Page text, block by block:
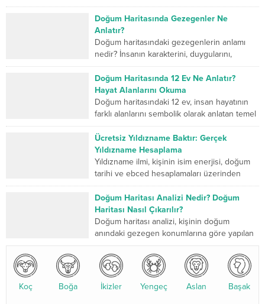
çalıştığını gösterir. Kavuşum açısı iki...
Doğum Haritasında Gezegenler Ne
Anlatır?
Doğum haritasındaki gezegenlerin anlamı
nedir? İnsanın karakterini, duygularını,
düşünme biçimini, ilişkilerini, mücadele
gücünü ve yaşam yolculuğunda geliştirmesi
gereken yönlerini sembolik...
Doğum Haritasında 12 Ev Ne Anlatır?
Hayat Alanlarını Okuma
Doğum haritasındaki 12 ev, insan hayatının
farklı alanlarını sembolik olarak anlatan temel
bölümlerdir. Birinci ev kişinin dış dünyaya
sunduğu kimliği...
Ücretsiz Yıldızname Baktır: Gerçek
Yıldızname Hesaplama
Yıldızname ilmi, kişinin isim enerjisi, doğum
tarihi ve ebced hesaplamaları üzerinden
yapılan kadim bir değerlendirme sistemidir.
Son yıllarda özellikle yıldızname...
Doğum Haritası Analizi Nedir? Doğum
Haritası Nasıl Çıkarılır?
Doğum haritası analizi, kişinin doğum
anındaki gezegen konumlarına göre yapılan
analiz, karakter yapısı, ilişkiler, kariyer...
Koç Boğa İkizler Yengeç Aslan Başak